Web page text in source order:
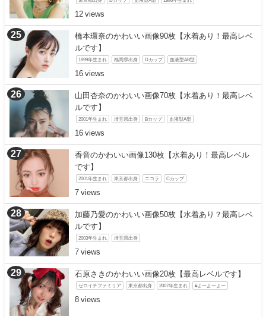
12
橋本環奈のかわいい画像90枚【水着あり！最高レベ
ルです】
1999年生まれ 福岡県出身 Dカップ 血液型AB型
16
山田杏奈のかわいい画像70枚【水着あり！最高レベ
ルです】
2001年生まれ 埼玉県出身 Bカップ 血液型A型
16
香音のかわいい画像130枚【水着あり！最高レベル
です】
2001年生まれ 東京都出身 ニコラ Cカップ
7
加藤乃愛のかわいい画像50枚【水着あり？最高レベ
ルです】
2003年生まれ 埼玉県出身
7
石原さきのかわいい画像20枚【最高レベルです】
ゼロイチファミリア 東京都出身 2007年生まれ #よーよーよー
8